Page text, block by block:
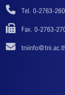
Tel. 0-2763-
Fax. 0-2763-